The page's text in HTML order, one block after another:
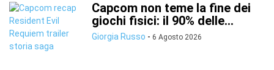
Capcom non teme la fine dei
giochi fisici: il 90% delle...
Giorgia Russo - 6 Agosto 2026